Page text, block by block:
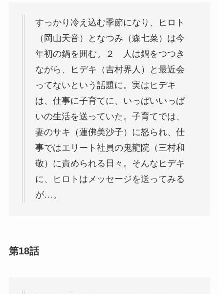
すっかり冷え込む季節になり、ヒロト
（岡山天音）となつみ（森七菜）は今
年初の鍋を囲む。２ 人は鍋をつつき
ながら、ヒデキ（吉村界人）と最近会
ってないという話題に。実はヒデキ
は、仕事に子育てに、いっぱいいっぱ
いの生活を送っていた。子育てでは、
妻のサキ（蓮佛美沙子）に怒られ、仕
事ではエリート社員の鬼龍院（三村和
敬）に責められる日々。そんなヒデキ
に、ヒロトはメッセージを送ってみる
が…。
第18話